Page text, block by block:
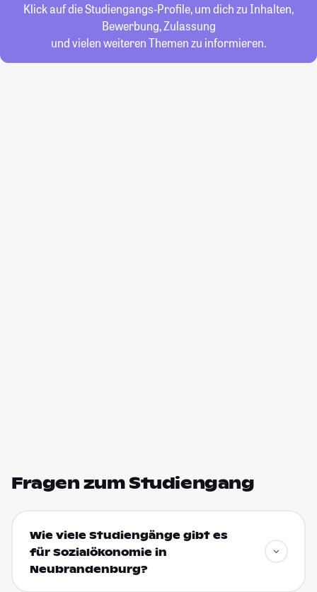
Klick auf die Studiengangs-Profile, um dich zu Inhalten,
Bewerbung, Zulassung
und vielen weiteren Themen zu informieren.
Fragen zum Studiengang
Wie viele Studiengänge gibt es
für Sozialökonomie in
Neubrandenburg?